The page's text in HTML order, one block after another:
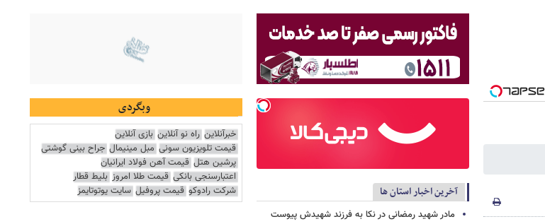
آخرین اخبار استان ها
مادر شهید رمضانی در نکا به فرزند شهیدش پیوست
وبگردی
خبرآنلاین راه نو آنلاین بازی آنلاین
قیمت تلویزیون سونی مبل مینیمال جراح بینی گوشتی
پرشین هتل قیمت آهن فولاد ایرانیان
اعتبارسنجی بانکی قیمت طلا امروز بلیط قطار
شرکت رادوکو قیمت پروفیل سایت یوتوتایمز